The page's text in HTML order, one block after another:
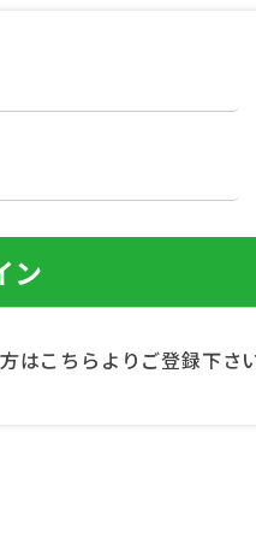
はこちらよりご登録下さ